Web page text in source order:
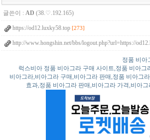
글쓴이 : AD (38.♡.192.165)
https://od12.luxky58.top [273]
http://www.hongshin.net/bbs/logout.php?url=https://
정품 비아
럭스비아 정품 비아그라 구매 사이트,정품 비아
비아그라,비아그라 구매,비아그라 판매,정품 비아그
효과,정품 비아그라 판매,비아그라 가격,비아